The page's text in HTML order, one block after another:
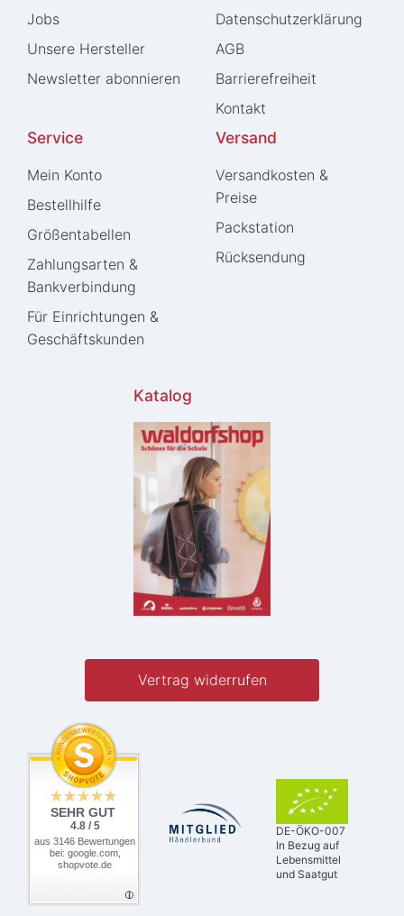
Jobs
Unsere Hersteller
Newsletter abonnieren
Daten­schutz­erklärung
AGB
Barrierefreiheit
Kontakt
Service
Mein Konto
Bestellhilfe
Größentabellen
Zahlungsarten &
Bankverbindung
Für Einrichtungen &
Geschäftskunden
Versand
Versandkosten &
Preise
Packstation
Rücksendung
Katalog
Vertrag widerrufen
SEHR GUT
4.8 / 5
aus 3146 Bewertungen
bei: google.com,
shopvote.de
DE-ÖKO-007
In Bezug auf
Lebensmittel
und Saatgut